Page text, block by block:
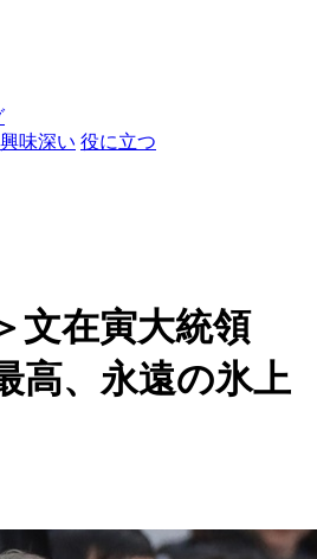
興味深い 役に立つ
文在寅大統領
高、永遠の氷上